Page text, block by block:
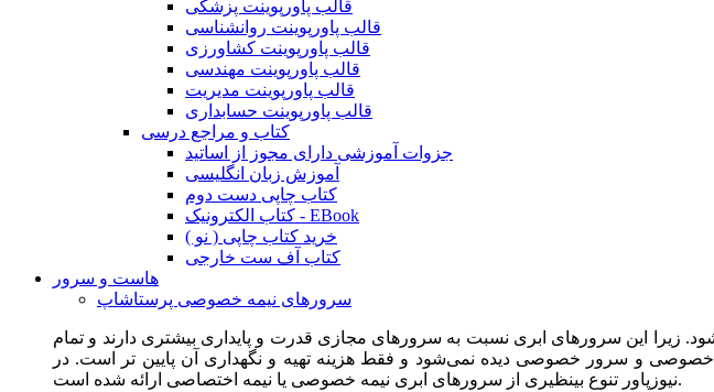
قالب پاورپوینت پزشکی
قالب پاورپوینت روانشناسی
قالب پاورپوینت کشاورزی
قالب پاورپوینت مهندسی
قالب پاورپوینت مدیریت
قالب پاورپوینت حسابداری
کتاب و مراجع درسی
جزوات آموزشی دارای مجوز از اساتید
آموزش زبان انگلیسی
کتاب چاپی دست دوم
کتاب الکترونیک - EBook
خرید کتاب چاپی ( نو )
کتاب آف ست خارجی
هاست و سرور
سرورهای نیمه خصوصی پرستاشاپ
زیرا این سرورهای ابری نسبت به سرورهای مجازی قدرت و پایداری بیشتری دارند و تمام
خصوصی و سرور خصوصی دیده نمی‌شود و فقط هزینه تهیه و نگهداری آن پایین تر است. در
نیوزپاور تنوع بینظیری از سرورهای ابری نیمه خصوصی یا نیمه اختصاصی ارائه شده است.